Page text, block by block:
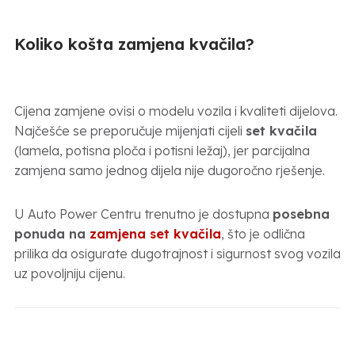
Koliko košta zamjena kvačila?
Cijena zamjene ovisi o modelu vozila i kvaliteti dijelova.
Najčešće se preporučuje mijenjati cijeli set kvačila
(lamela, potisna ploča i potisni ležaj), jer parcijalna
zamjena samo jednog dijela nije dugoročno rješenje.
U Auto Power Centru trenutno je dostupna posebna
ponuda na zamjena set kvačila, što je odlična
prilika da osigurate dugotrajnost i sigurnost svog vozila
uz povoljniju cijenu.